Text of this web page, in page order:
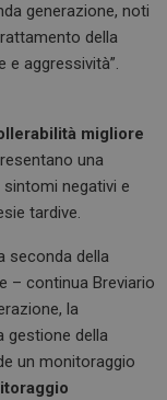
generazione, noti
della
e aggressività”.
migliore
una
sintomi negativi e
tardive.
seconda della
– continua Breviario
la
gestione della
un monitoraggio